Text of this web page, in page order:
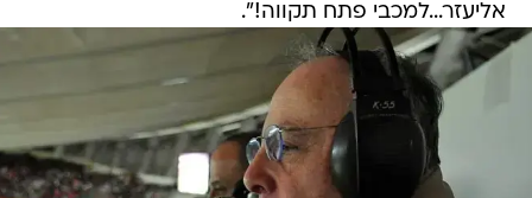
אליעזר...למכבי פתח תקווה!".